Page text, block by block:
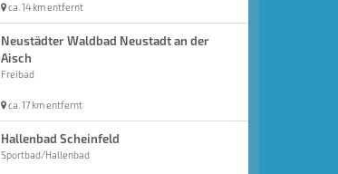
ca. 14 km entfernt
Neustädter Waldbad Neustadt an der
Aisch
Freibad
ca. 17 km entfernt
Hallenbad Scheinfeld
Sportbad/Hallenbad